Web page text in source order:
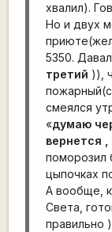
хвалил).
Но и двух
5350.
третий )),
смеялся
«думаю
вернется
поморозил
цыпочках
А вообще,
Света,
правильно